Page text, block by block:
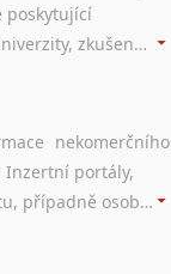
poskytující
stipendia, informace a zázemí, univerzity, zkušenosti studentů.
nekomerčního
Inzertní portály,
tipy, kde hledat práci na internetu, případně osobní zkušenosti a doporučení ostatních.